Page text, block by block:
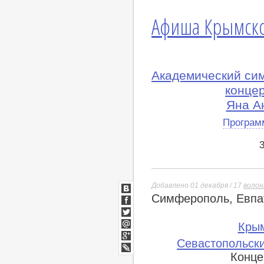
Афиша
Академический
Яна
Добавлено 01 декабря / 17
Симферополь,
ВКонтакте
Facebook
Twitter
Мой
Мир
Google+
lj